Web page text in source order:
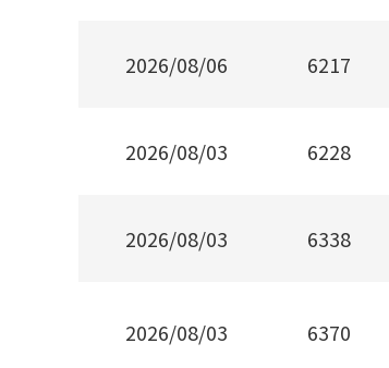
2026/08/06 6217
2026/08/03 6228
2026/08/03 6338
2026/08/03 6370